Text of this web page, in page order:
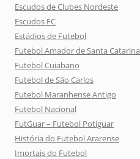
Escudos de Clubes Nordeste
Escudos FC
Estádios de Futebol
Futebol Amador de Santa Catarina
Futebol Cuiabano
Futebol de São Carlos
Futebol Maranhense Antigo
Futebol Nacional
FutGuar – Futebol Potiguar
História do Futebol Ararense
Imortais do Futebol